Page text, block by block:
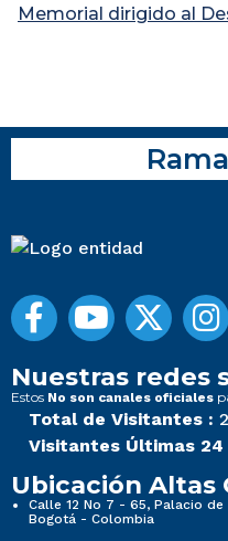
Memorial dirigido al
Nuestras redes
Estos No son canales oficiales
Total de Visitantes :
Visitantes Últimas 24
Ubicación Altas
Calle 12 No 7 - 65, Palacio
Bogotá - Colombia